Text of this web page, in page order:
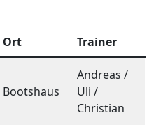
Ort Trainer
Bootshaus
Andreas /
Uli /
Christian